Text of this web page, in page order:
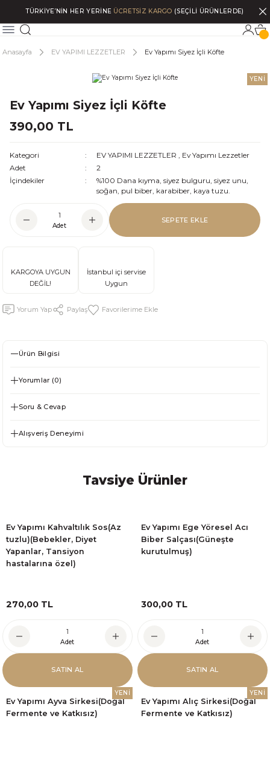
TÜRKİYE’NİN HER YERİNE ÜCRETSİZ KARGO (SEÇİLİ ÜRÜNLERDE)
Anasayfa EV YAPIMI LEZZETLER Ev Yapımı Siyez İçli Köfte
YENİ
Ev Yapımı Siyez İçli Köfte
390,00 TL
Kategori EV YAPIMI LEZZETLER , Ev Yapımı Lezzetler
Adet
2
İçindekiler
%100 Dana kıyma, siyez bulguru, siyez unu,
soğan, pul biber, karabiber, kaya tuzu.
Adet
SEPETE EKLE
KARGOYA UYGUN
DEĞİL!
İstanbul içi servise
Uygun
Yorum Yap Paylaş
Ürün Bilgisi
Yorumlar (0)
Soru & Cevap
Alışveriş Deneyimi
Tavsiye Ürünler
Ev Yapımı Kahvaltılık Sos(Az
tuzlu)(Bebekler, Diyet
Yapanlar, Tansiyon
hastalarına özel)
270,00 TL
Adet
SATIN AL
Ev Yapımı Ege Yöresel Acı
Biber Salçası(Güneşte
kurutulmuş)
300,00 TL
Adet
SATIN AL
YENİ
Ev Yapımı Ayva Sirkesi(Doğal
Fermente ve Katkısız)
YENİ
Ev Yapımı Alıç Sirkesi(Doğal
Fermente ve Katkısız)